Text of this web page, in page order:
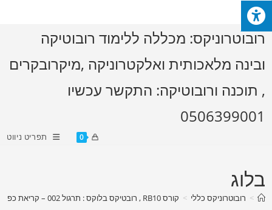
Skip
to
content
רובוטרוניקס: מכללה ללימוד רובוטיקה
ובינה מלאכותית ואלקטרוניקה ,מיקרובקרים
, תוכנה ורובוטיקה: התקשר עכשיו
0506399001
0 תפריט ניווט
בלוג
> רובוטרוניקס כללי > קורס RB10 , רובטיקס בלוקס : תרגול 002 – קריאת כפתור הדלקת לד בשפת C